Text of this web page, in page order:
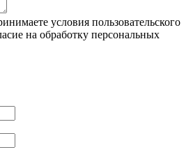
условия пользовательского
на обработку персональных